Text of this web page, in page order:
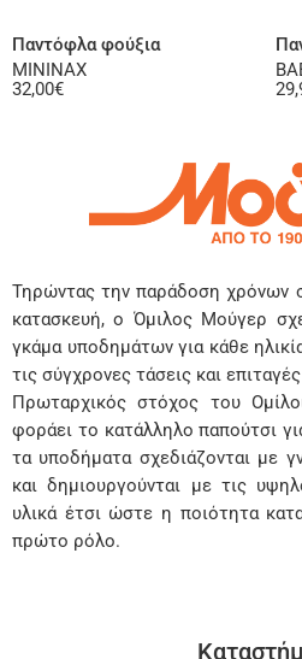
Παντόφλα φούξια
MININAX
32,00€
Τηρώντας την παράδοση χρόνων
κατασκευή, ο Όμιλος Μούγερ
γκάμα υποδημάτων για κάθε
τις σύγχρονες τάσεις και
Πρωταρχικός στόχος του
φοράει το κατάλληλο παπούτσι
τα υποδήματα σχεδιάζονται με
και δημιουργούνται με τις
υλικά έτσι ώστε η ποιότητα
πρώτο ρόλο.